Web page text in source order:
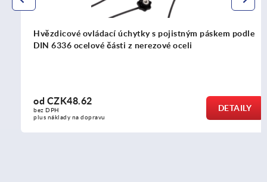
Hvězdicové ovládací úchytky s pojistným páskem podle
DIN 6336 ocelové části z nerezové oceli
CZK48.62
bez DPH
plus náklady na dopravu
DETAILY